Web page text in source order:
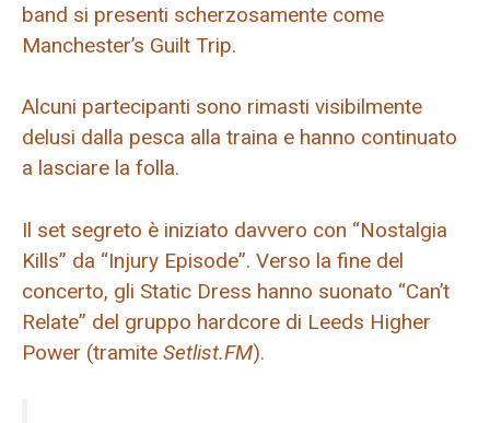
band si presenti scherzosamente come
Manchester’s Guilt Trip.
Alcuni partecipanti sono rimasti visibilmente
delusi dalla pesca alla traina e hanno continuato
a lasciare la folla.
Il set segreto è iniziato davvero con “Nostalgia
Kills” da “Injury Episode”. Verso la fine del
concerto, gli Static Dress hanno suonato “Can’t
Relate” del gruppo hardcore di Leeds Higher
Power (tramite Setlist.FM).